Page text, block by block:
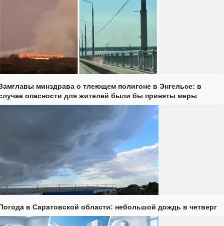
минздрава о тлеющем полигоне в Энгельсе: в
опасности для жителей были бы приняты меры
в Саратовской области: небольшой дождь в четверг